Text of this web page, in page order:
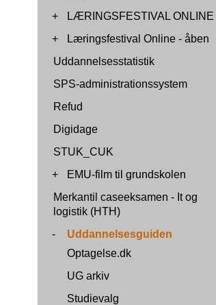
+
LÆRINGSFESTIVAL ONLINE
+
Læringsfestival Online - åben
Uddannelsesstatistik
SPS-administrationssystem
Refud
Digidage
STUK_CUK
+
EMU-film til grundskolen
Merkantil caseeksamen - It og
logistik (HTH)
-
Uddannelsesguiden
Optagelse.dk
UG arkiv
Studievalg